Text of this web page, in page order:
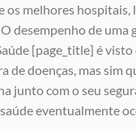
os melhores
desempenho de uma
[page_title] é visto
de doenças, mas sim
junto com o seu
eventualmente